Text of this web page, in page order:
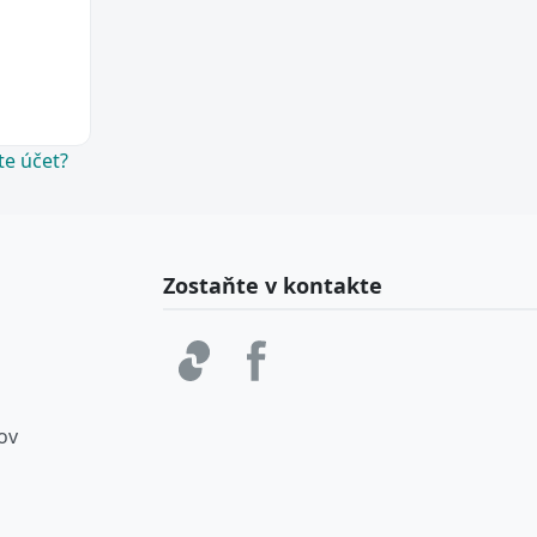
účet?
Zostaňte v kontakte